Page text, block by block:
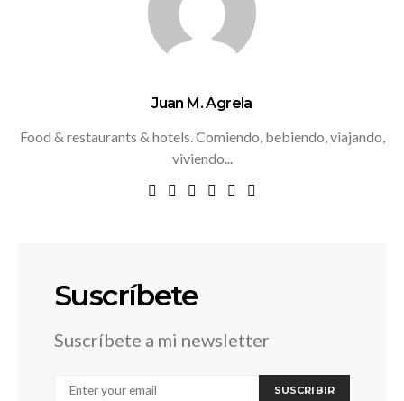
Juan M. Agrela
Food & restaurants & hotels. Comiendo, bebiendo, viajando,
viviendo...
Suscríbete
Suscríbete a mi newsletter
SUSCRIBIR